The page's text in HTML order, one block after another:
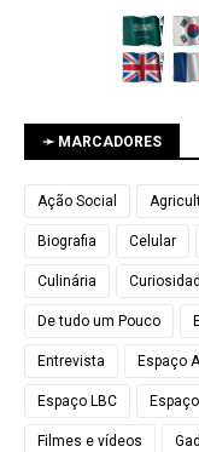
➛ MARCADORES
Ação Social
Biografia Celular
Culinária
De tudo um Pouco
Entrevista Espaço
Espaço LBC
Filmes e vídeos